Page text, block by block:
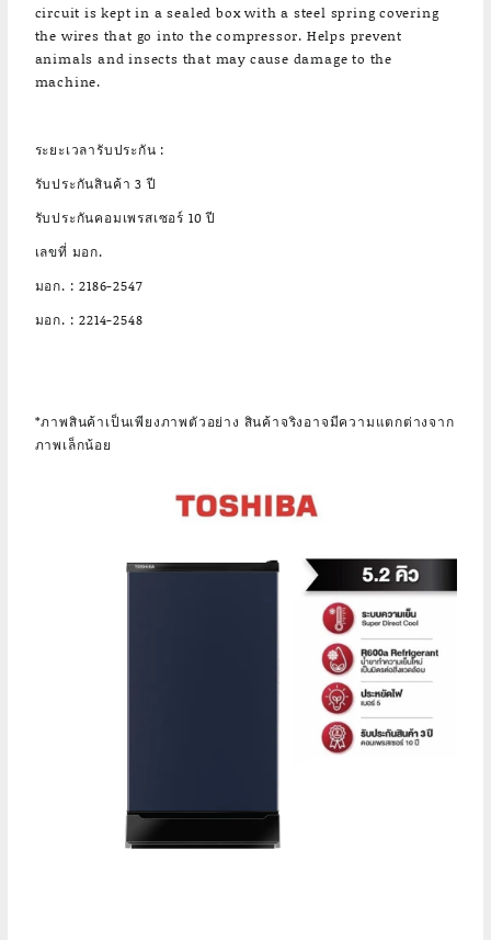
circuit is kept in a sealed box with a steel spring covering
the wires that go into the compressor. Helps prevent
animals and insects that may cause damage to the
machine.
ระยะเวลารับประกัน :
รับประกันสินค้า 3 ปี
รับประกันคอมเพรสเซอร์ 10 ปี
เลขที่ มอก.
มอก. : 2186-2547
มอก. : 2214-2548
*ภาพสินค้าเป็นเพียงภาพตัวอย่าง สินค้าจริงอาจมีความแตกต่างจาก
ภาพเล็กน้อย